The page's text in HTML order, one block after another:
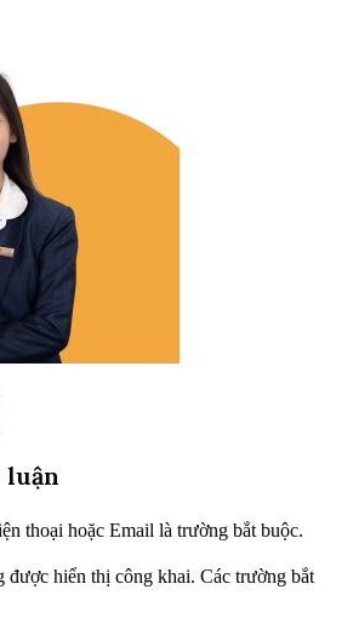
thoại hoặc Email là trường bắt buộc.
được hiển thị công khai. Các trường bắt